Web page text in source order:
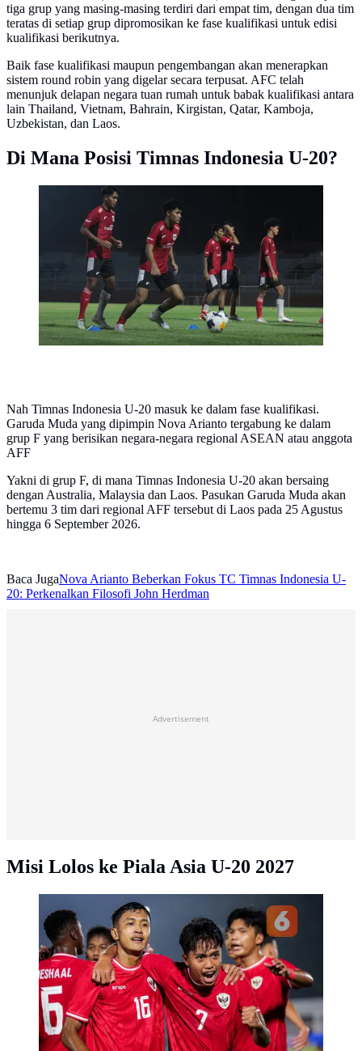
tiga grup yang masing-masing terdiri dari empat tim, dengan dua tim
teratas di setiap grup dipromosikan ke fase kualifikasi untuk edisi
kualifikasi berikutnya.
Baik fase kualifikasi maupun pengembangan akan menerapkan
sistem round robin yang digelar secara terpusat. AFC telah
menunjuk delapan negara tuan rumah untuk babak kualifikasi antara
lain Thailand, Vietnam, Bahrain, Kirgistan, Qatar, Kamboja,
Uzbekistan, dan Laos.
Di Mana Posisi Timnas Indonesia U-20?
Pemusatan latihan (TC) Timnas Indonesia U-20 untuk
Kualifikasi Piala Asia U-20 digelar di Stadion Gelora
10 November, Surabaya. (Bola.com/Wahyu Pratama)
Nah Timnas Indonesia U-20 masuk ke dalam fase kualifikasi.
Garuda Muda yang dipimpin Nova Arianto tergabung ke dalam
grup F yang berisikan negara-negara regional ASEAN atau anggota
AFF
Yakni di grup F, di mana Timnas Indonesia U-20 akan bersaing
dengan Australia, Malaysia dan Laos. Pasukan Garuda Muda akan
bertemu 3 tim dari regional AFF tersebut di Laos pada 25 Agustus
hingga 6 September 2026.
Baca JugaNova Arianto Beberkan Fokus TC Timnas Indonesia U-
20: Perkenalkan Filosofi John Herdman
Advertisement
Misi Lolos ke Piala Asia U-20 2027